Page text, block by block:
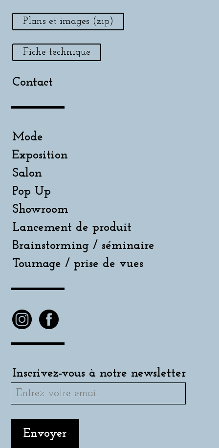
Plans et images (zip)
Fiche technique
Contact
Mode
Exposition
Salon
Pop Up
Showroom
Lancement de produit
Brainstorming / séminaire
Tournage / prise de vues
Inscrivez-vous à notre newsletter